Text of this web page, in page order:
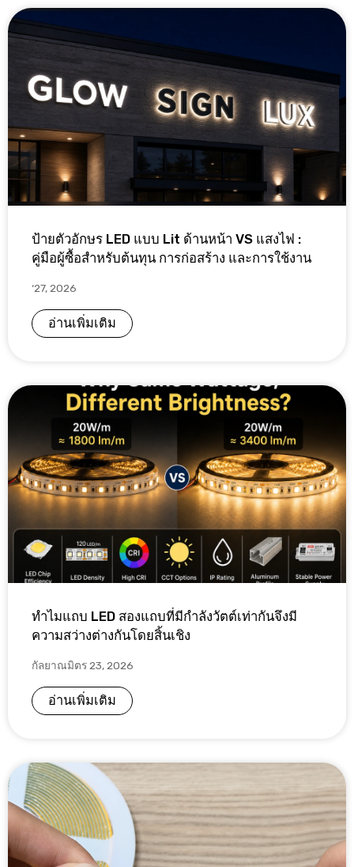
ป้ายตัวอักษร LED แบบ Lit ด้านหน้า VS แสงไฟ :
คู่มือผู้ซื้อสำหรับต้นทุน การก่อสร้าง และการใช้งาน
‘27, 2026
อ่านเพิ่มเติม
ทำไมแถบ LED สองแถบที่มีกำลังวัตต์เท่ากันจึงมี
ความสว่างต่างกันโดยสิ้นเชิง
กัลยาณมิตร 23, 2026
อ่านเพิ่มเติม